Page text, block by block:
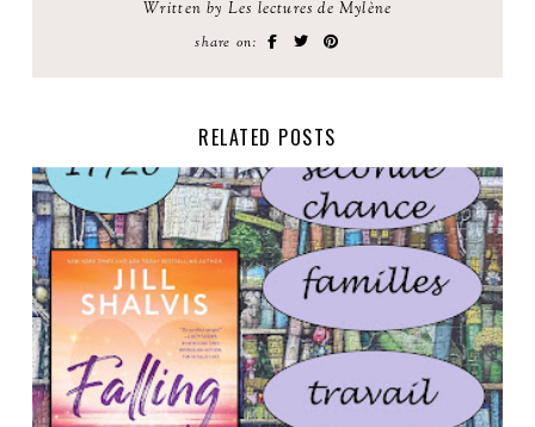
Written by Les lectures de Mylène
share on:
RELATED POSTS